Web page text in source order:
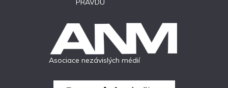
Asociace nezávislých médií